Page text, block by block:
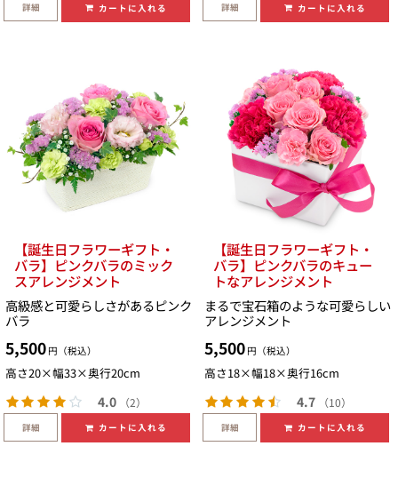
詳細 カートに入れる 詳細 カートに入れる
【誕生日フラワーギフト・
バラ】ピンクバラのミック
スアレンジメント
高級感と可愛らしさがあるピンク
バラ
5,500 円（税込）
高さ20×幅33×奥行20cm
4.0 （2）
詳細 カートに入れる
【誕生日フラワーギフト・
バラ】ピンクバラのキュー
トなアレンジメント
まるで宝石箱のような可愛らしい
アレンジメント
5,500 円（税込）
高さ18×幅18×奥行16cm
4.7 （10）
詳細 カートに入れる